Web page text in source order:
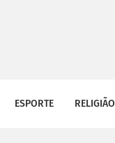
ESPORTE RELIGIÃO